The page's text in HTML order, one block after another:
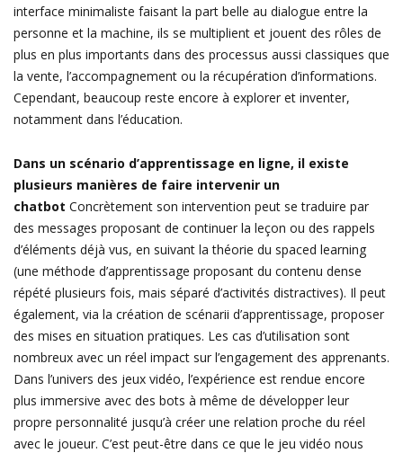
interface minimaliste faisant la part belle au dialogue entre la
personne et la machine, ils se multiplient et jouent des rôles de
plus en plus importants dans des processus aussi classiques que
la vente, l’accompagnement ou la récupération d’informations.
Cependant, beaucoup reste encore à explorer et inventer,
notamment dans l’éducation.
Dans un scénario d’apprentissage en ligne, il existe
plusieurs manières de faire intervenir un
chatbot Concrètement son intervention peut se traduire par
des messages proposant de continuer la leçon ou des rappels
d’éléments déjà vus, en suivant la théorie du spaced learning
(une méthode d’apprentissage proposant du contenu dense
répété plusieurs fois, mais séparé d’activités distractives). Il peut
également, via la création de scénarii d’apprentissage, proposer
des mises en situation pratiques. Les cas d’utilisation sont
nombreux avec un réel impact sur l’engagement des apprenants.
Dans l’univers des jeux vidéo, l’expérience est rendue encore
plus immersive avec des bots à même de développer leur
propre personnalité jusqu’à créer une relation proche du réel
avec le joueur. C’est peut-être dans ce que le jeu vidéo nous